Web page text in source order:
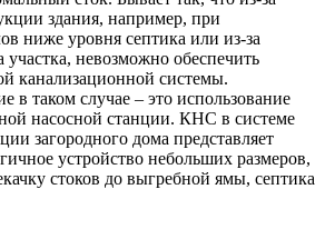
здания, например, при
ниже уровня септика или из-за
участка, невозможно обеспечить
канализационной системы.
в таком случае – это использование
насосной станции. КНС в системе
загородного дома представляет
устройство небольших размеров,
стоков до выгребной ямы, септика